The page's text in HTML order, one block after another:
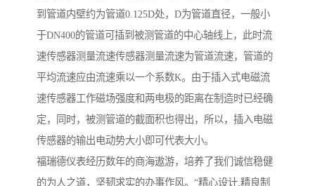
到管道内壁约为管道0.125D处，D为管道直径，一般小
于DN400的管道可插到被测管道的中心轴线上，此时流
速传感器测量流速传感器测量流速为管道流速，管道的
平均流速应由流速乘以一个系数K。由于插入式电磁流
速传感器工作磁场强度和两电极的距离在制造时已经确
定，同时，被测管道的截面积也得出，所以，插入电磁
传感器的输出电动势大小即可代表大小。
福瑞德仪表经历数年的商海遨游，培养了我们诚信稳健
的为人之道，坚韧求实的办事作风。“精心设计,精良制